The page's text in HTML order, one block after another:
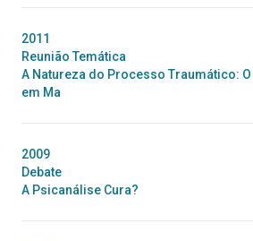
2011
Reunião Temática
A Natureza do Processo Traumático:
em Ma
2009
Debate
A Psicanálise Cura?